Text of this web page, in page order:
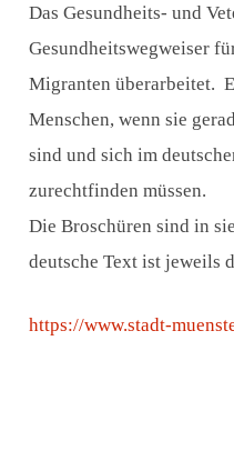
Das Gesundheits- und
Gesundheitswegweiser
Migranten überarbeitet.
Menschen, wenn sie
sind und sich im
zurechtfinden müssen.
Die Broschüren sind in
deutsche Text ist jeweils
https://www.stadt-